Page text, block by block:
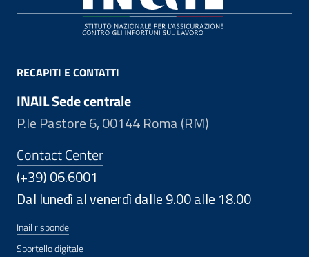
RECAPITI E CONTATTI
INAIL Sede centrale
P.le Pastore 6, 00144 Roma (RM)
Contact Center
(+39) 06.6001
Dal lunedì al venerdì dalle 9.00 alle 18.00
Inail risponde
Sportello digitale